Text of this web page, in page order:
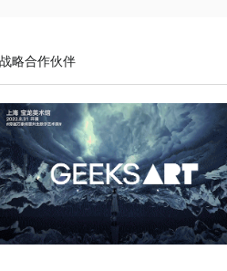
略合作伙伴